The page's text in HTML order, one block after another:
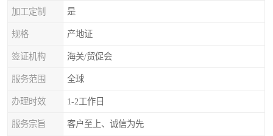
加工定制 是
规格 产地证
签证机构 海关/贸促会
服务范围 全球
办理时效 1-2工作日
服务宗旨 客户至上、诚信为先